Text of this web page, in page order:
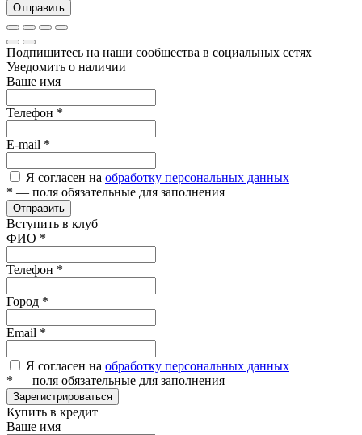
Отправить
Подпишитесь на наши сообщества в социальных сетях
Уведомить о наличии
Ваше имя
Телефон *
E-mail *
Я согласен на обработку персональных данных
* — поля обязательные для заполнения
Отправить
Вступить в клуб
ФИО *
Телефон *
Город *
Email *
Я согласен на обработку персональных данных
* — поля обязательные для заполнения
Зарегистрироваться
Купить в кредит
Ваше имя